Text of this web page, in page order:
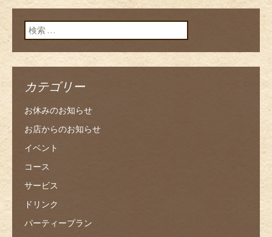
ン
検索:
カテゴリー
お休みのお知らせ
お店からのお知らせ
イベント
コース
サービス
ドリンク
パーティープラン